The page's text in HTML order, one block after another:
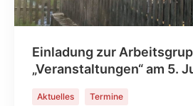
Einladung zur
„Veranstaltungen“ am 5.
Aktuelles Termine